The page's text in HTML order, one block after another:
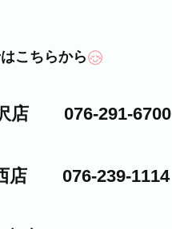
らから
店 076-291-6700
店 076-239-1114